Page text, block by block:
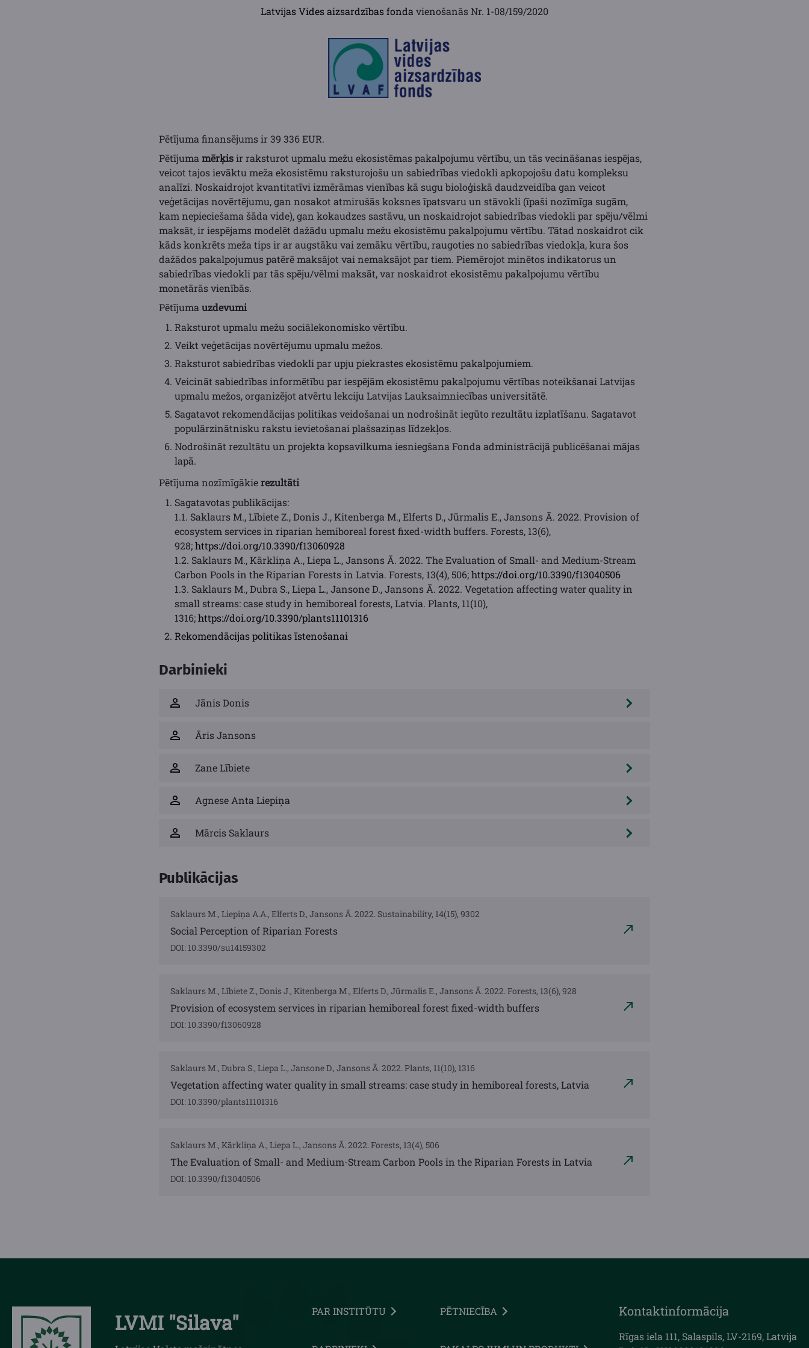
Latvijas Vides aizsardzības fonda vienošanās Nr. 1-08/159/2020
Pētījuma finansējums ir 39 336 EUR.
Pētījumamērķisir raksturot upmalu mežu ekosistēmas pakalpojumu vērtību, un tās vecināšanas iespējas,
veicot tajos ievāktu meža ekosistēmu raksturojošu un sabiedrības viedokli apkopojošu datu kompleksu
analīzi. Noskaidrojot kvantitatīvi izmērāmas vienības kā sugu bioloģiskā daudzveidība gan veicot
veģetācijas novērtējumu, gan nosakot atmirušās koksnes īpatsvaru un stāvokli (īpaši nozīmīga sugām,
kam nepieciešama šāda vide), gan kokaudzes sastāvu, un noskaidrojot sabiedrības viedokli par spēju/vēlmi
maksāt, ir iespējams modelēt dažādu upmalu mežu ekosistēmu pakalpojumu vērtību. Tātad noskaidrot cik
kāds konkrēts meža tips ir ar augstāku vai zemāku vērtību, raugoties no sabiedrības viedokļa, kura šos
dažādos pakalpojumus patērē maksājot vai nemaksājot par tiem. Piemērojot minētos indikatorus un
sabiedrības viedokli par tās spēju/vēlmi maksāt, var noskaidrot ekosistēmu pakalpojumu vērtību
monetārās vienībās.
Pētījumauzdevumi
Raksturot upmalu mežu sociālekonomisko vērtību.
Veikt veģetācijas novērtējumu upmalu mežos.
Raksturot sabiedrības viedokli par upju piekrastes ekosistēmu pakalpojumiem.
Veicināt sabiedrības informētību par iespējām ekosistēmu pakalpojumu vērtības noteikšanai Latvijas
upmalu mežos, organizējot atvērtu lekciju Latvijas Lauksaimniecības universitātē.
Sagatavot rekomendācijas politikas veidošanai un nodrošināt iegūto rezultātu izplatīšanu. Sagatavot
populārzinātnisku rakstu ievietošanai plašsaziņas līdzekļos.
Nodrošināt rezultātu un projekta kopsavilkuma iesniegšana Fonda administrācijā publicēšanai mājas
lapā.
Pētījuma nozīmīgākierezultāti
Sagatavotas publikācijas:
1.1. Saklaurs M., Lībiete Z., Donis J., Kitenberga M., Elferts D., Jūrmalis E., Jansons Ā. 2022. Provision of
ecosystem services in riparian hemiboreal forest fixed-width buffers. Forests, 13(6),
928;https://doi.org/10.3390/f13060928
1.2. Saklaurs M., Kārkliņa A., Liepa L., Jansons Ā. 2022. The Evaluation of Small- and Medium-Stream
Carbon Pools in the Riparian Forests in Latvia. Forests, 13(4), 506;https://doi.org/10.3390/f13040506
1.3. Saklaurs M., Dubra S., Liepa L., Jansone D., Jansons Ā. 2022. Vegetation affecting water quality in
small streams: case study in hemiboreal forests, Latvia. Plants, 11(10),
1316;https://doi.org/10.3390/plants11101316
Rekomendācijas politikas īstenošanai
Darbinieki
Jānis Donis
Āris Jansons
Zane Lībiete
Agnese Anta Liepiņa
Mārcis Saklaurs
Publikācijas
Saklaurs M., Liepiņa A.A., Elferts D., Jansons Ā. 2022. Sustainability, 14(15), 9302
Social Perception of Riparian Forests
DOI: 10.3390/su14159302
Saklaurs M., Lībiete Z., Donis J., Kitenberga M., Elferts D., Jūrmalis E., Jansons Ā. 2022. Forests, 13(6), 928
Provision of ecosystem services in riparian hemiboreal forest fixed-width buffers
DOI: 10.3390/f13060928
Saklaurs M., Dubra S., Liepa L., Jansone D., Jansons Ā. 2022. Plants, 11(10), 1316
Vegetation affecting water quality in small streams: case study in hemiboreal forests, Latvia
DOI: 10.3390/plants11101316
Saklaurs M., Kārkliņa A., Liepa L., Jansons Ā. 2022. Forests, 13(4), 506
The Evaluation of Small- and Medium-Stream Carbon Pools in the Riparian Forests in Latvia
DOI: 10.3390/f13040506
LVMI "Silava" PAR INSTITŪTU PĒTNIECĪBA Kontaktinformācija
Rīgas iela 111, Salaspils, LV-2169, Latvija